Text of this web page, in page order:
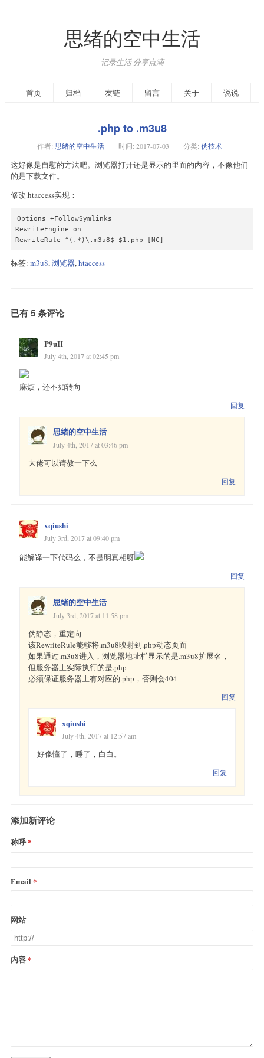
思绪的空中生活
记录生活 分享点滴
首页 归档 友链 留言 关于 说说
.php to .m3u8
作者: 思绪的空中生活 时间: 2017-07-03 分类: 伪技术
这好像是自慰的方法吧。浏览器打开还是显示的里面的内容，不像他们
的是下载文件。
修改.htaccess实现：
Options +FollowSymlinks
RewriteEngine on
RewriteRule ^(.*)\.m3u8$ $1.php [NC]
标签: m3u8,浏览器,htaccess
已有 5 条评论
P9uH
July 4th, 2017 at 02:45 pm
麻烦，还不如转向
回复
思绪的空中生活
July 4th, 2017 at 03:46 pm
大佬可以请教一下么
回复
xqiushi
July 3rd, 2017 at 09:40 pm
能解译一下代码么，不是明真相呀
回复
思绪的空中生活
July 3rd, 2017 at 11:58 pm
伪静态，重定向
该RewriteRule能够将.m3u8映射到.php动态页面
如果通过.m3u8进入，浏览器地址栏显示的是.m3u8扩展名，
但服务器上实际执行的是.php
必须保证服务器上有对应的.php，否则会404
回复
xqiushi
July 4th, 2017 at 12:57 am
好像懂了，睡了，白白。
回复
添加新评论
称呼
Email
网站
内容